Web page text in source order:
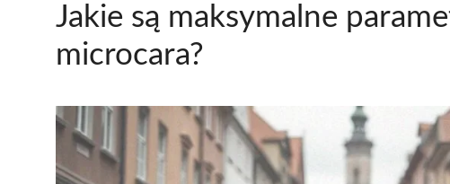
Jakie są maksymalne
microcara?